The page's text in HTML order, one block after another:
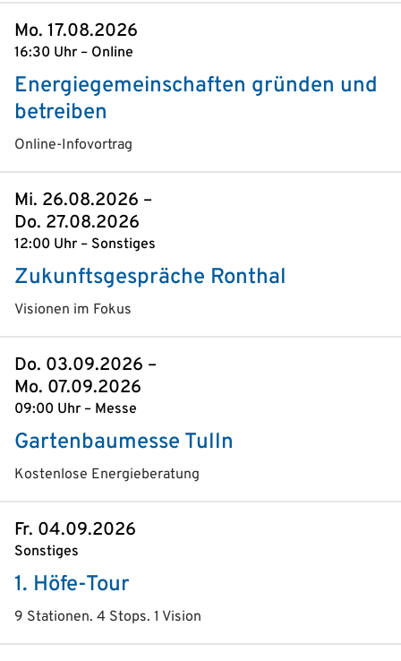
Mo. 17.08.2026
16:30 Uhr – Online
Energiegemeinschaften gründen und
betreiben
Online-Infovortrag
Mi. 26.08.2026 –
Do. 27.08.2026
12:00 Uhr – Sonstiges
Zukunftsgespräche Ronthal
Visionen im Fokus
Do. 03.09.2026 –
Mo. 07.09.2026
09:00 Uhr – Messe
Gartenbaumesse Tulln
Kostenlose Energieberatung
Fr. 04.09.2026
Sonstiges
1. Höfe-Tour
9 Stationen. 4 Stops. 1 Vision